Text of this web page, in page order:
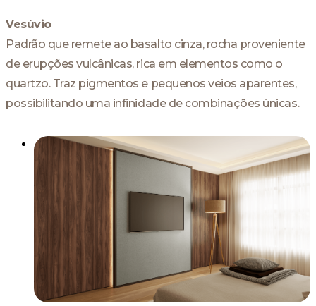
Vesúvio
Padrão que remete ao basalto cinza, rocha proveniente
de erupções vulcânicas, rica em elementos como o
quartzo. Traz pigmentos e pequenos veios aparentes,
possibilitando uma infinidade de combinações únicas.